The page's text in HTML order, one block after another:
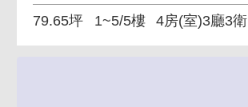
79.65坪 1~5/5樓 4房(室)3廳3衛